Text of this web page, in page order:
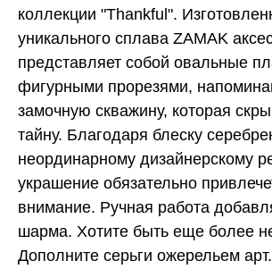
коллекции "Thankful".
уникального сплава ZAMAK
представляет собой овальные
фигурными прорезями,
замочную скважину, которая
тайну. Благодаря блеску
неординарному дизайнерскому
украшение обязательно
внимание. Ручная работа
шарма. Хотите быть еще более
Дополните серьги ожерельем арт.